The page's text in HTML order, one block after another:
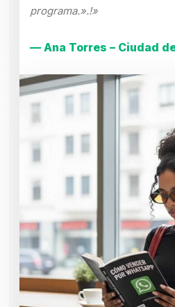
programa.».!»
— Ana Torres – Ciudad